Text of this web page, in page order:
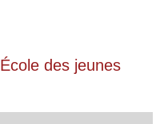
École des jeunes